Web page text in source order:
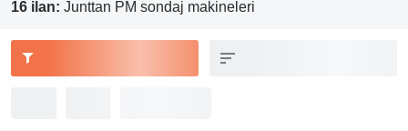
16 ilan: Junttan PM sondaj makineleri